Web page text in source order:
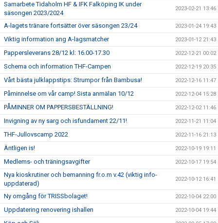
Samarbete Tidaholm HF & IFK Falköping IK under
säsongen 2023/2024
2023-02-21 13:46
A-lagets tränare fortsätter över säsongen 23/24 2023-01-24 19:43
Viktig information ang A-lagsmatcher 2023-01-12 21:43
Pappersleverans 28/12 kl: 16.00-17.30 2022-12-21 00:02
Schema och information THF-Campen 2022-12-19 20:35
Vårt bästa julklappstips: Strumpor från Bambusa! 2022-12-16 11:47
Påminnelse om vår camp! Sista anmälan 10/12 2022-12-04 15:28
PÅMINNER OM PAPPERSBESTÄLLNING! 2022-12-02 11:46
Invigning av ny sarg och isfundament 22/11! 2022-11-21 11:04
THF-Jullovscamp 2022 2022-11-16 21:13
Äntligen is! 2022-10-19 19:11
Medlems- och träningsavgifter 2022-10-17 19:54
Nya kioskrutiner och bemanning fr.o.m v.42 (viktig info-
uppdaterad)
2022-10-12 16:41
Ny omgång för TRISSbolaget! 2022-10-04 22:00
Uppdatering renovering ishallen 2022-10-04 19:44